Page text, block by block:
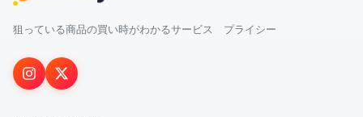
狙っている商品の買い時がわかるサービス プライシー